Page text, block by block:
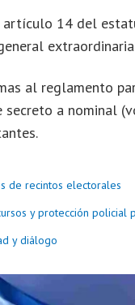
14 del
al reglamento
a nominal
de recintos electorales
y protección policial
y diálogo